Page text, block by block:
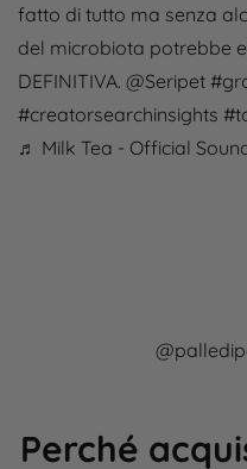
fatto di tutto ma senza
del microbiota potrebbe
DEFINITIVA. @Seripet
#creatorsearchinsights
♬ Milk Tea - Official
Perché